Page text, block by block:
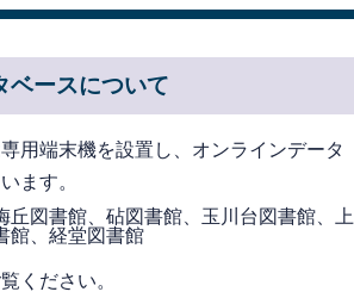
ベースについて
用端末機を設置し、オンラインデータ
ます。
書館、砧図書館、玉川台図書館、上
館、経堂図書館
ください。